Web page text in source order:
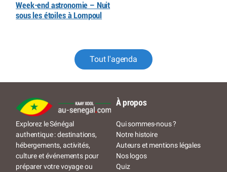
Week-end astronomie – Nuit
sous les étoiles à Lompoul
Tout l'agenda
Explorez le Sénégal
authentique : destinations,
hébergements, activités,
culture et événements pour
préparer votre voyage ou
À propos
Qui sommes-nous ?
Notre histoire
Auteurs et mentions légales
Nos logos
Quiz